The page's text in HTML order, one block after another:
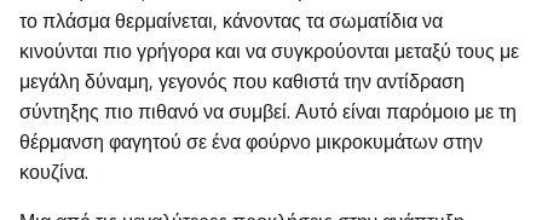
το πλάσμα θερμαίνεται, κάνοντας τα σωματίδια να
κινούνται πιο γρήγορα και να συγκρούονται μεταξύ τους με
μεγάλη δύναμη, γεγονός που καθιστά την αντίδραση
σύντηξης πιο πιθανό να συμβεί. Αυτό είναι παρόμοιο με τη
θέρμανση φαγητού σε ένα φούρνο μικροκυμάτων στην
κουζίνα.